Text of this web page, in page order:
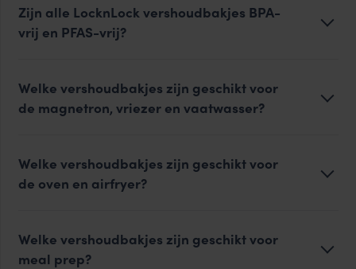
Zijn alle LocknLock vershoudbakjes BPA-
vrij en PFAS-vrij?
Welke vershoudbakjes zijn geschikt voor
de magnetron, vriezer en vaatwasser?
Welke vershoudbakjes zijn geschikt voor
de oven en airfryer?
Welke vershoudbakjes zijn geschikt voor
meal prep?